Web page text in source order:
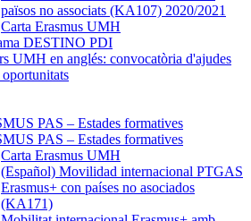
països no associats (KA107) 2020/2021
Carta Erasmus UMH
DESTINO PDI
UMH en anglés: convocatòria d'ajudes
PAS – Estades formatives
PAS – Estades formatives
Carta Erasmus UMH
(Español) Movilidad internacional PTGAS
Erasmus+ con países no asociados
(KA171)